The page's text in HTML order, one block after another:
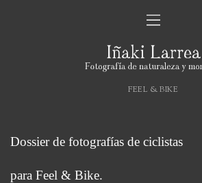
FEEL & BIKE
Dossier de fotografías de ciclistas
para Feel & Bike.